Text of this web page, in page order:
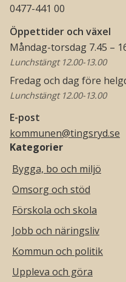
0477-441 00
Öppettider och växel
Måndag-torsdag 7.45 –
Lunchstängt 12.00-13.00
Fredag och dag före
Lunchstängt 12.00-13.00
E-post
kommunen@tingsryd.se
Kategorier
Bygga, bo och miljö
Omsorg och stöd
Förskola och skola
Jobb och näringsliv
Kommun och politik
Uppleva och göra